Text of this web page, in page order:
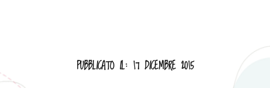
PUBBLICATO IL: 17 DICEMBRE 2015